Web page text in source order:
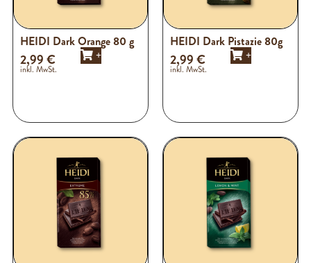
HEIDI Dark Orange 80 g
+
2,99€
inkl. MwSt.
HEIDI Dark Pistazie 80g
+
2,99€
inkl. MwSt.